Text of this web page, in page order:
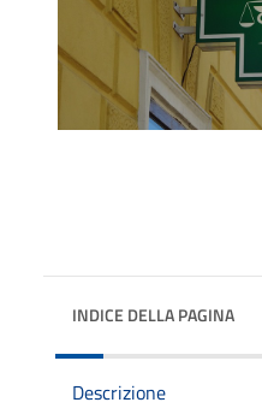
INDICE DELLA PAGINA
Descrizione